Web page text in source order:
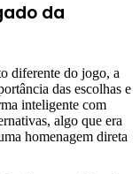
da
diferente do jogo, a
das escolhas e
inteligente com
algo que era
homenagem direta